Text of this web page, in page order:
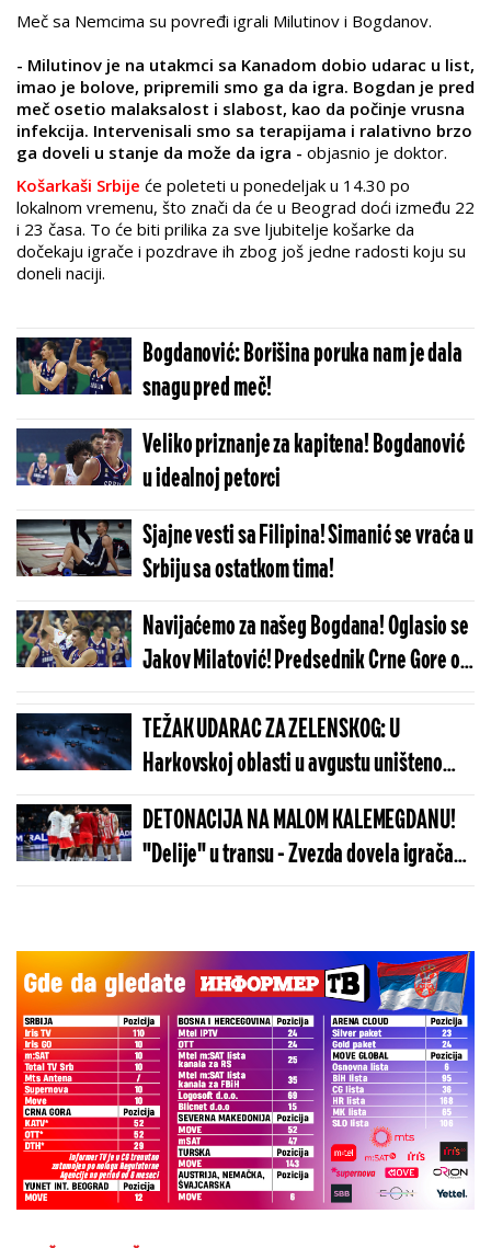
Meč sa Nemcima su povređi igrali Milutinov i Bogdanov.
- Milutinov je na utakmci sa Kanadom dobio udarac u list,
imao je bolove, pripremili smo ga da igra. Bogdan je pred
meč osetio malaksalost i slabost, kao da počinje vrusna
infekcija. Intervenisali smo sa terapijama i ralativno brzo
ga doveli u stanje da može da igra - objasnio je doktor.
Košarkaši Srbije će poleteti u ponedeljak u 14.30 po
lokalnom vremenu, što znači da će u Beograd doći između 22
i 23 časa. To će biti prilika za sve ljubitelje košarke da
dočekaju igrače i pozdrave ih zbog još jedne radosti koju su
doneli naciji.
Bogdanović: Borišina poruka nam je dala
snagu pred meč!
Veliko priznanje za kapitena! Bogdanović
u idealnoj petorci
Sjajne vesti sa Filipina! Simanić se vraća u
Srbiju sa ostatkom tima!
Navijaćemo za našeg Bogdana! Oglasio se
Jakov Milatović! Predsednik Crne Gore o
finalu Mundobasketa!
TEŽAK UDARAC ZA ZELENSKOG: U
Harkovskoj oblasti u avgustu uništeno
više od 100 „baba jaga“
DETONACIJA NA MALOM KALEMEGDANU!
"Delije" u transu - Zvezda dovela igrača
Real Madrida!